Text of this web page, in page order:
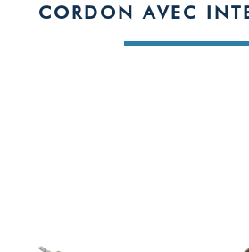
CORDON AVEC